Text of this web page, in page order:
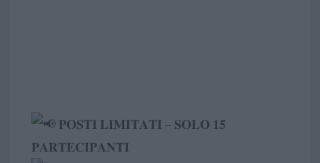
𝐏𝐎𝐒𝐓𝐈 𝐋𝐈𝐌𝐈𝐓𝐀𝐓𝐈 – 𝐒𝐎𝐋𝐎 𝟏𝟓
𝐏𝐀𝐑𝐓𝐄𝐂𝐈𝐏𝐀𝐍𝐓𝐈